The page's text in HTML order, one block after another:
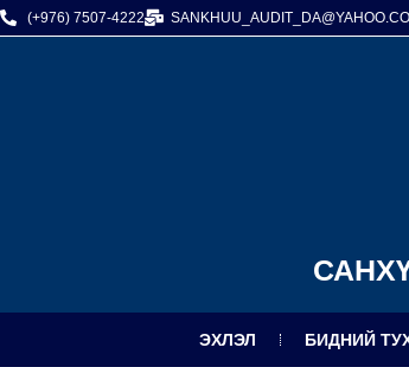
(+976) 7507-4222
ЭХЛЭЛ БИДНИЙ